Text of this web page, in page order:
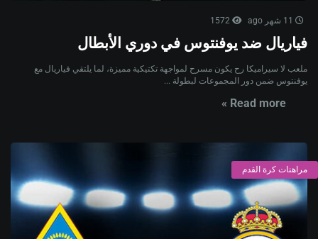
فياريال ضد يوفنتوس في دوري الأبطال
ملعب لا سيراميكا رح يكون مسرح لمواجهة تكتيكية مميزة، لما يلتقي فياريال مع
يوفنتوس ضمن دور المجموعات لبطولة ...
Read more »
مراهنات كرة القدم